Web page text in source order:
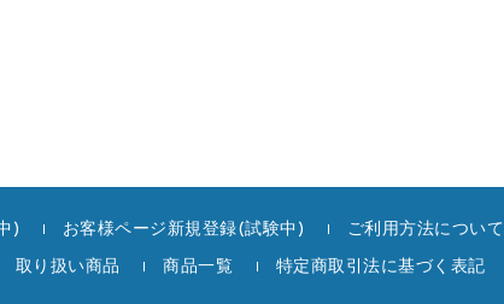
) お客様ページ新規登録(試験中) ご利用方法について
取り扱い商品 商品一覧 特定商取引法に基づく表記